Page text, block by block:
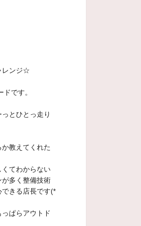
レンジ☆
です。
とひとっ走り
教えてくれた
てわからない
多く整備技術
きる店長です(*
ぱらアウトド